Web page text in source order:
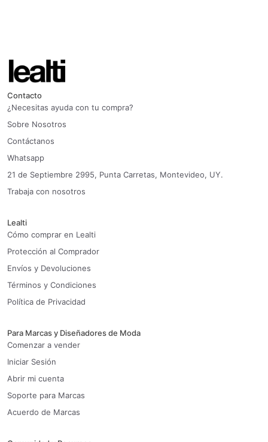
Contacto
¿Necesitas ayuda con tu compra?
Sobre Nosotros
Contáctanos
Whatsapp
21 de Septiembre 2995, Punta Carretas, Montevideo, UY.
Trabaja con nosotros
Lealti
Cómo comprar en Lealti
Protección al Comprador
Envíos y Devoluciones
Términos y Condiciones
Política de Privacidad
Para Marcas y Diseñadores de Moda
Comenzar a vender
Iniciar Sesión
Abrir mi cuenta
Soporte para Marcas
Acuerdo de Marcas